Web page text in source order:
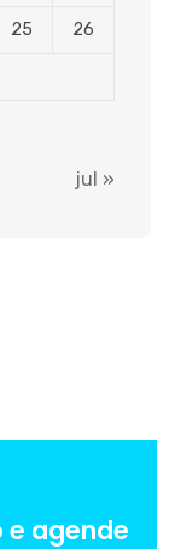
25 26
jul »
agende